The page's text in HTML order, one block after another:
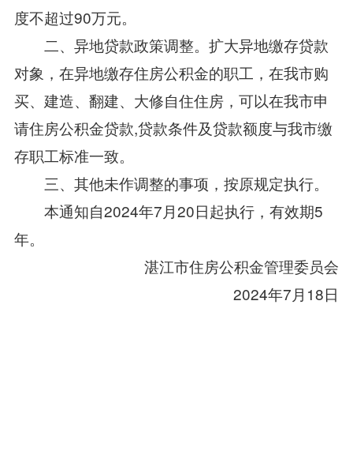
度不超过90万元。
二、异地贷款政策调整。扩大异地缴存贷款
对象，在异地缴存住房公积金的职工，在我市购
买、建造、翻建、大修自住住房，可以在我市申
请住房公积金贷款,贷款条件及贷款额度与我市缴
存职工标准一致。
三、其他未作调整的事项，按原规定执行。
本通知自2024年7月20日起执行，有效期5
年。
湛江市住房公积金管理委员会
2024年7月18日